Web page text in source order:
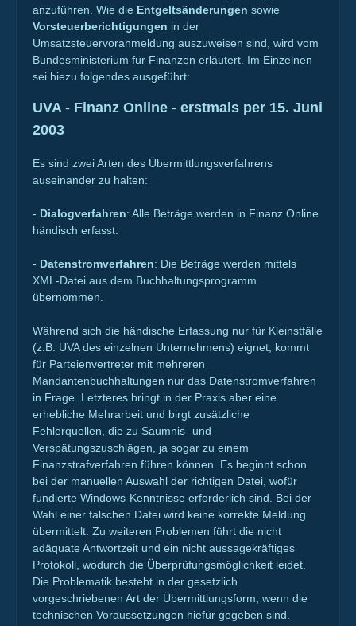
anzuführen. Wie die Entgeltsänderungen sowie
Vorsteuerberichtigungen in der
Umsatzsteuervoranmeldung auszuweisen sind, wird vom
Bundesministerium für Finanzen erläutert. Im Einzelnen
sei hiezu folgendes ausgeführt:
UVA - Finanz Online - erstmals per 15. Juni
2003
Es sind zwei Arten des Übermittlungsverfahrens
auseinander zu halten:
- Dialogverfahren: Alle Beträge werden in Finanz Online
händisch erfasst.
- Datenstromverfahren: Die Beträge werden mittels
XML-Datei aus dem Buchhaltungsprogramm
übernommen.
Während sich die händische Erfassung nur für Kleinstfälle
(z.B. UVA des einzelnen Unternehmens) eignet, kommt
für Parteienvertreter mit mehreren
Mandantenbuchhaltungen nur das Datenstromverfahren
in Frage. Letzteres bringt in der Praxis aber eine
erhebliche Mehrarbeit und birgt zusätzliche
Fehlerquellen, die zu Säumnis- und
Verspätungszuschlägen, ja sogar zu einem
Finanzstrafverfahren führen können. Es beginnt schon
bei der manuellen Auswahl der richtigen Datei, wofür
fundierte Windows-Kenntnisse erforderlich sind. Bei der
Wahl einer falschen Datei wird keine korrekte Meldung
übermittelt. Zu weiteren Problemen führt die nicht
adäquate Antwortzeit und ein nicht aussagekräftiges
Protokoll, wodurch die Überprüfungsmöglichkeit leidet.
Die Problematik besteht in der gesetzlich
vorgeschriebenen Art der Übermittlungsform, wenn die
technischen Voraussetzungen hiefür gegeben sind.